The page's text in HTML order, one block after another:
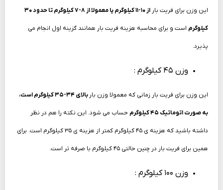
این وزن برای فریت بار از ۱۰-۱۱ کیلوگرم یا معمولا از ۸-۷ کیلوگرم تا حدود ۳۰
کیلوگرم است و برای محاسبه هزینه فریت بار همانند گزینه اول انجام می
پذیرد.
وزن ۴۵ کیلوگرم :
این وزن برای فریت بار زمانی که معمولا وزن بار بالای ۳۴-۳۵ کیلوگرم است،
به صورت اتوماتیک ۴۵ کیلوگرم حساب می شود. این نکته را هم در نظر
داشته باشید که هزینه ی ۴۵ کیلوگرم کمتر از هزینه ی ۳۵ کیلوگرم است. برای
همین برای فریت بار در چنین حالتی ۴۵ کیلوگرم با صرفه تر است.
وزن ۱۰۰ کیلوگرم :